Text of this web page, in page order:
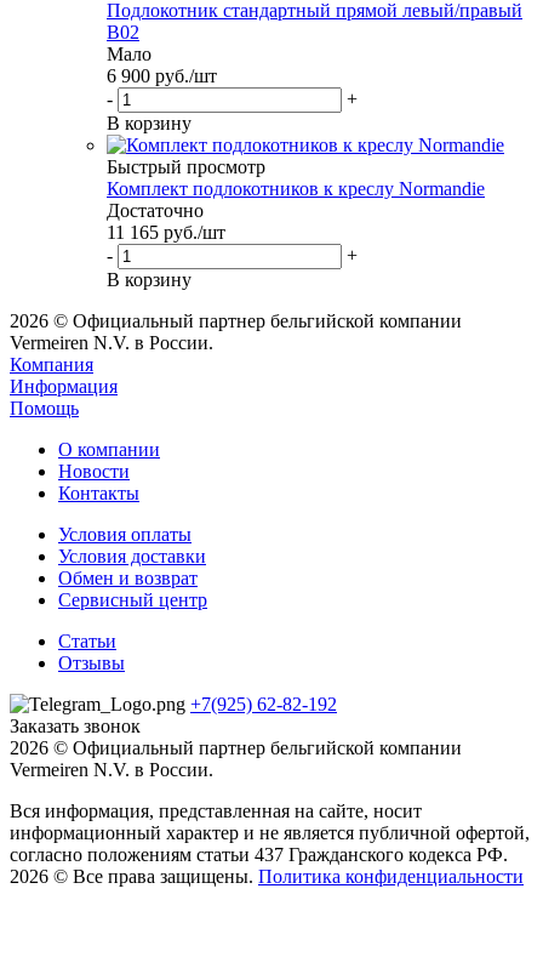
Подлокотник стандартный прямой левый/правый
B02
Мало
6 900 руб./шт
-
+
В корзину
Быстрый просмотр
Комплект подлокотников к креслу Normandie
Достаточно
11 165 руб./шт
-
+
В корзину
2026 © Официальный партнер бельгийской компании
Vermeiren N.V. в России.
Компания
Информация
Помощь
О компании
Новости
Контакты
Условия оплаты
Условия доставки
Обмен и возврат
Сервисный центр
Статьи
Отзывы
+7(925) 62-82-192
Заказать звонок
2026 © Официальный партнер бельгийской компании
Vermeiren N.V. в России.
Вся информация, представленная на сайте, носит
информационный характер и не является публичной офертой,
согласно положениям статьи 437 Гражданского кодекса РФ.
2026 © Все права защищены. Политика конфиденциальности